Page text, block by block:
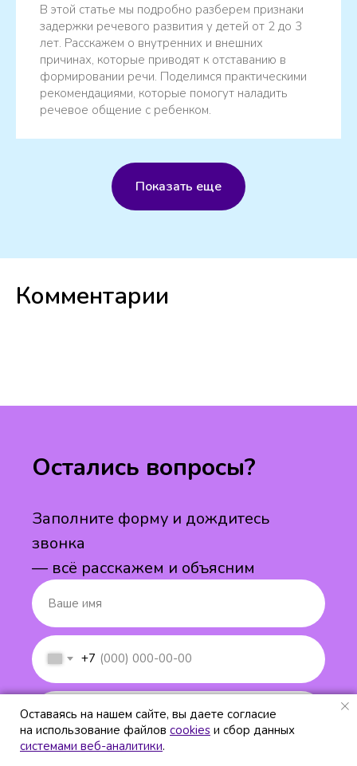
Оставаясь на нашем сайте, вы даете согласие
на использование файлов cookies и сбор данных
системами веб-аналитики.
Оставаясь на нашем сайте, вы даете согласие
на использование файлов cookies и сбор данных
системами веб-аналитики.
В этой статье мы подробно разберем признаки
задержки речевого развития у детей от 2 до 3
лет. Расскажем о внутренних и внешних
причинах, которые приводят к отставанию в
формировании речи. Поделимся практическими
рекомендациями, которые помогут наладить
речевое общение с ребенком.
Показать еще
Комментарии
+7
Остались вопросы?
Заполните форму и дождитесь
звонка
— всё расскажем и объясним